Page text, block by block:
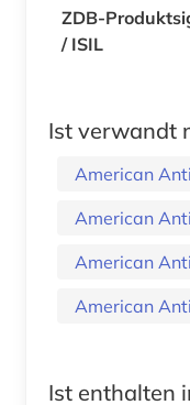
ZDB-
/ ISIL
Ist verwandt
American
American
American
American
Ist enthalten